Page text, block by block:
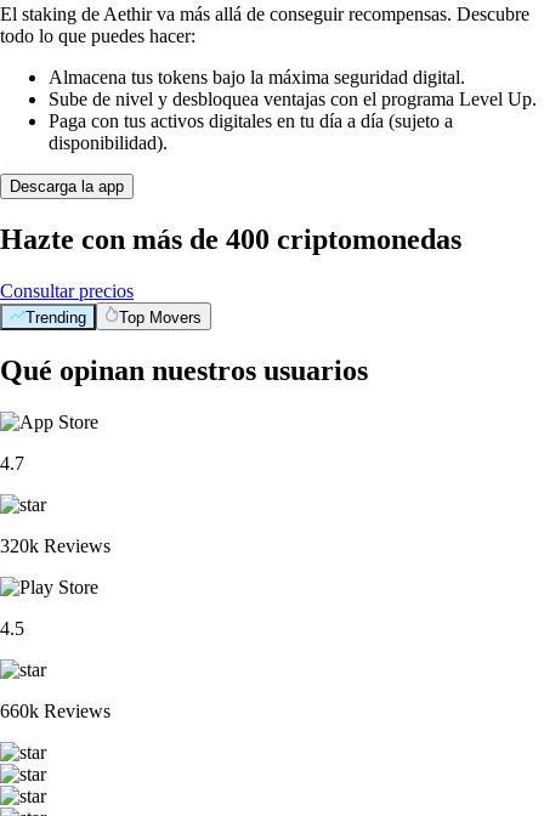
El staking de Aethir va más allá de conseguir recompensas. Descubre
todo lo que puedes hacer:
Almacena tus tokens bajo la máxima seguridad digital.
Sube de nivel y desbloquea ventajas con el programa Level Up.
Paga con tus activos digitales en tu día a día (sujeto a
disponibilidad).
Descarga la app
Hazte con más de 400 criptomonedas
Consultar precios
Trending Top Movers
Qué opinan nuestros usuarios
4.7
320k Reviews
4.5
660k Reviews